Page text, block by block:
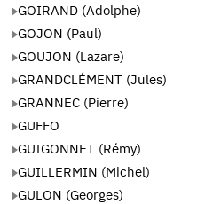
GOIRAND (Adolphe)
GOJON (Paul)
GOUJON (Lazare)
GRANDCLÉMENT (Jules)
GRANNEC (Pierre)
GUFFO
GUIGONNET (Rémy)
GUILLERMIN (Michel)
GULON (Georges)